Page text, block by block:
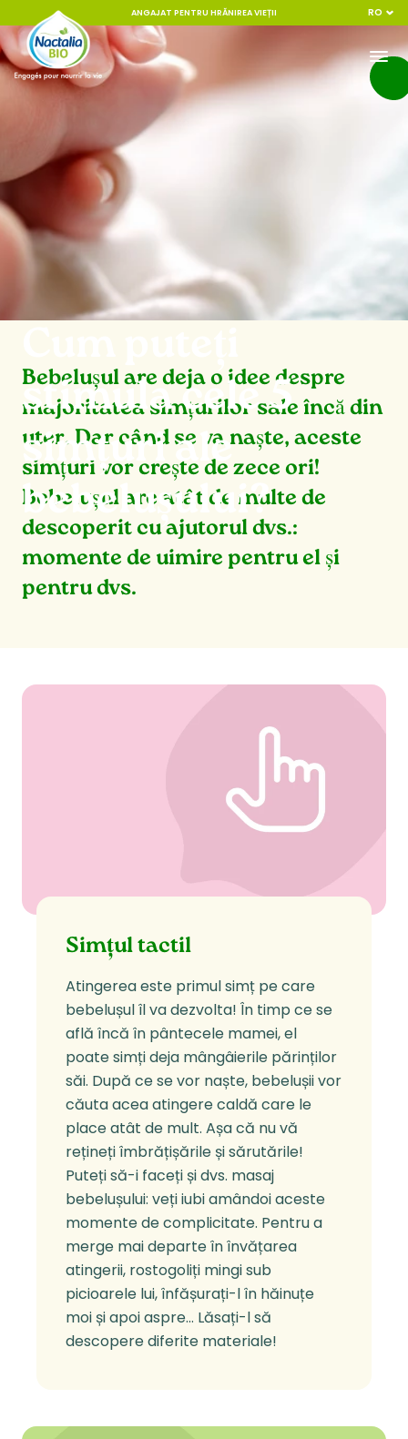
ANGAJAT PENTRU HRĂNIREA VIEȚII RO
stimula cele 5
simțuri ale
bebelușului?
Bebelușul are deja o idee despre
majoritatea simțurilor sale încă din
uter. Dar când se va naște, aceste
simțuri vor crește de zece ori!
Bebelușul are atât de multe de
descoperit cu ajutorul dvs.:
momente de uimire pentru el și
pentru dvs.
Simțul tactil
Atingerea este primul simț pe care
bebelușul îl va dezvolta! În timp ce se
află încă în pântecele mamei, el
poate simți deja mângâierile părinților
săi. După ce se vor naște, bebelușii vor
căuta acea atingere caldă care le
place atât de mult. Așa că nu vă
rețineți îmbrățișările și sărutările!
Puteți să-i faceți și dvs. masaj
bebelușului: veți iubi amândoi aceste
momente de complicitate. Pentru a
merge mai departe în învățarea
atingerii, rostogoliți mingi sub
picioarele lui, înfășurați-l în hăinuțe
moi și apoi aspre… Lăsați-l să
descopere diferite materiale!